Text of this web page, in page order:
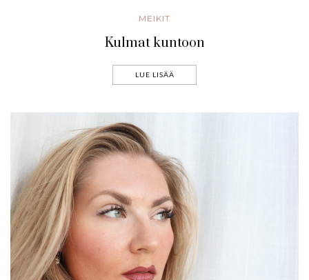
MEIKIT
Kulmat kuntoon
LUE LISÄÄ